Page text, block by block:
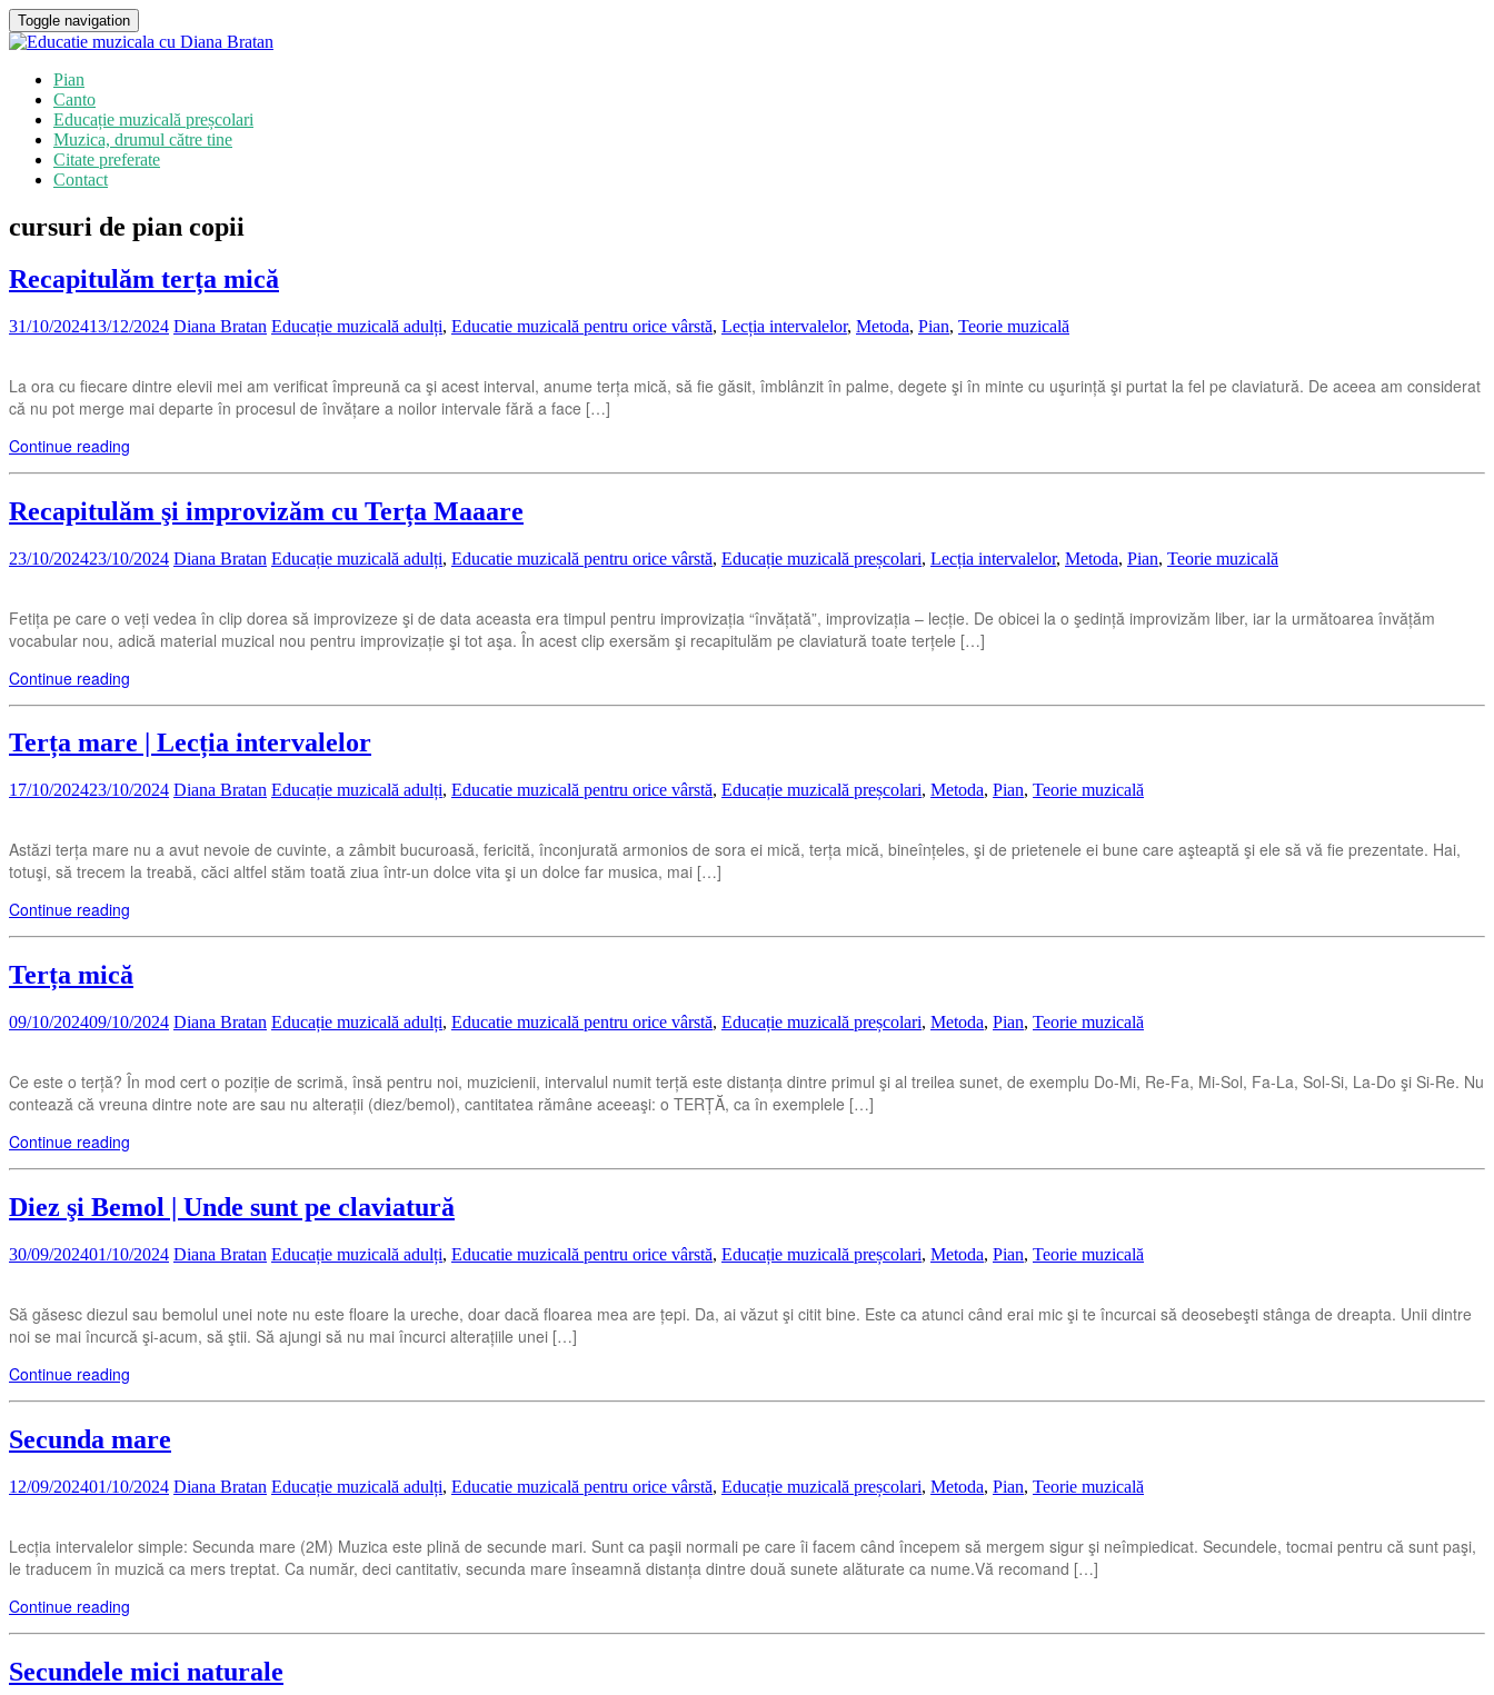
Toggle navigation
Pian
Canto
Educație muzicală preșcolari
Muzica, drumul către tine
Citate preferate
Contact
cursuri de pian copii
Recapitulăm terța mică
31/10/202413/12/2024 Diana Bratan Educație muzicală adulți, Educatie muzicală pentru orice vârstă, Lecția intervalelor, Metoda, Pian, Teorie muzicală
La ora cu fiecare dintre elevii mei am verificat împreună ca şi acest interval, anume terța mică, să fie găsit, îmblânzit în palme, degete şi în minte cu uşurință şi purtat la fel pe claviatură. De aceea am considerat
că nu pot merge mai departe în procesul de învățare a noilor intervale fără a face […]
Continue reading
Recapitulăm şi improvizăm cu Terța Maaare
23/10/202423/10/2024 Diana Bratan Educație muzicală adulți, Educatie muzicală pentru orice vârstă, Educație muzicală preșcolari, Lecția intervalelor, Metoda, Pian, Teorie muzicală
Fetița pe care o veți vedea în clip dorea să improvizeze şi de data aceasta era timpul pentru improvizația “învățată”, improvizația – lecție. De obicei la o şedință improvizăm liber, iar la următoarea învățăm
vocabular nou, adică material muzical nou pentru improvizație şi tot aşa. În acest clip exersăm şi recapitulăm pe claviatură toate terțele […]
Continue reading
Terța mare | Lecția intervalelor
17/10/202423/10/2024 Diana Bratan Educație muzicală adulți, Educatie muzicală pentru orice vârstă, Educație muzicală preșcolari, Metoda, Pian, Teorie muzicală
Astăzi terța mare nu a avut nevoie de cuvinte, a zâmbit bucuroasă, fericită, înconjurată armonios de sora ei mică, terța mică, bineînțeles, şi de prietenele ei bune care aşteaptă şi ele să vă fie prezentate. Hai,
totuşi, să trecem la treabă, căci altfel stăm toată ziua într-un dolce vita şi un dolce far musica, mai […]
Continue reading
Terța mică
09/10/202409/10/2024 Diana Bratan Educație muzicală adulți, Educatie muzicală pentru orice vârstă, Educație muzicală preșcolari, Metoda, Pian, Teorie muzicală
Ce este o terță? În mod cert o poziție de scrimă, însă pentru noi, muzicienii, intervalul numit terță este distanța dintre primul şi al treilea sunet, de exemplu Do-Mi, Re-Fa, Mi-Sol, Fa-La, Sol-Si, La-Do şi Si-Re. Nu
contează că vreuna dintre note are sau nu alterații (diez/bemol), cantitatea rămâne aceeaşi: o TERȚĂ, ca în exemplele […]
Continue reading
Diez şi Bemol | Unde sunt pe claviatură
30/09/202401/10/2024 Diana Bratan Educație muzicală adulți, Educatie muzicală pentru orice vârstă, Educație muzicală preșcolari, Metoda, Pian, Teorie muzicală
Să găsesc diezul sau bemolul unei note nu este floare la ureche, doar dacă floarea mea are țepi. Da, ai văzut şi citit bine. Este ca atunci când erai mic şi te încurcai să deosebeşti stânga de dreapta. Unii dintre
noi se mai încurcă şi-acum, să ştii. Să ajungi să nu mai încurci alterațiile unei […]
Continue reading
Secunda mare
12/09/202401/10/2024 Diana Bratan Educație muzicală adulți, Educatie muzicală pentru orice vârstă, Educație muzicală preșcolari, Metoda, Pian, Teorie muzicală
Lecția intervalelor simple: Secunda mare (2M) Muzica este plină de secunde mari. Sunt ca paşii normali pe care îi facem când începem să mergem sigur şi neîmpiedicat. Secundele, tocmai pentru că sunt paşi,
le traducem în muzică ca mers treptat. Ca număr, deci cantitativ, secunda mare înseamnă distanța dintre două sunete alăturate ca nume.Vă recomand […]
Continue reading
Secundele mici naturale